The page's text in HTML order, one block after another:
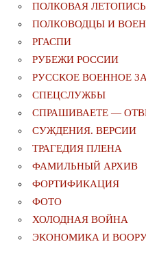
ПОЛКОВАЯ ЛЕТОПИСЬ
ПОЛКОВОДЦЫ И
РГАСПИ
РУБЕЖИ РОССИИ
РУССКОЕ ВОЕННОЕ
СПЕЦСЛУЖБЫ
СПРАШИВАЕТЕ —
СУЖДЕНИЯ. ВЕРСИИ
ТРАГЕДИЯ ПЛЕНА
ФАМИЛЬНЫЙ АРХИВ
ФОРТИФИКАЦИЯ
ФОТО
ХОЛОДНАЯ ВОЙНА
ЭКОНОМИКА И